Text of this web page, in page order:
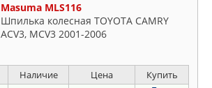
Masuma MLS116
Шпилька колесная TOYOTA CAMRY
ACV3, MCV3 2001-2006
Наличие Цена Купить